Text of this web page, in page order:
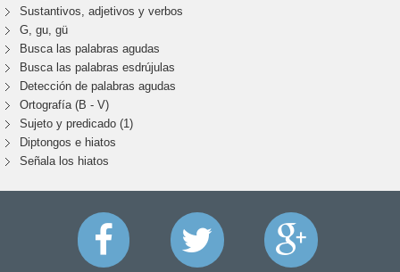
Sustantivos, adjetivos y verbos
G, gu, gü
Busca las palabras agudas
Busca las palabras esdrújulas
Detección de palabras agudas
Ortografía (B - V)
Sujeto y predicado (1)
Diptongos e hiatos
Señala los hiatos